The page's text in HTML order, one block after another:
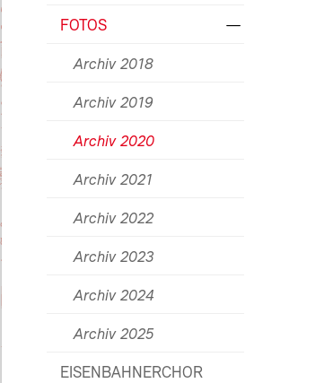
FOTOS
Archiv 2018
Archiv 2019
Archiv 2020
Archiv 2021
Archiv 2022
Archiv 2023
Archiv 2024
Archiv 2025
EISENBAHNERCHOR